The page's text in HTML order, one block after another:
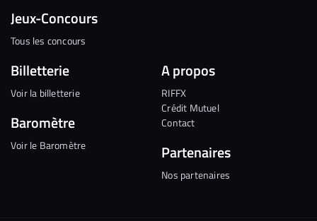
Jeux-Concours
Tous les concours
Billetterie
Voir la billetterie
Baromètre
Voir le Baromètre
A propos
RIFFX
Crédit Mutuel
Contact
Partenaires
Nos partenaires